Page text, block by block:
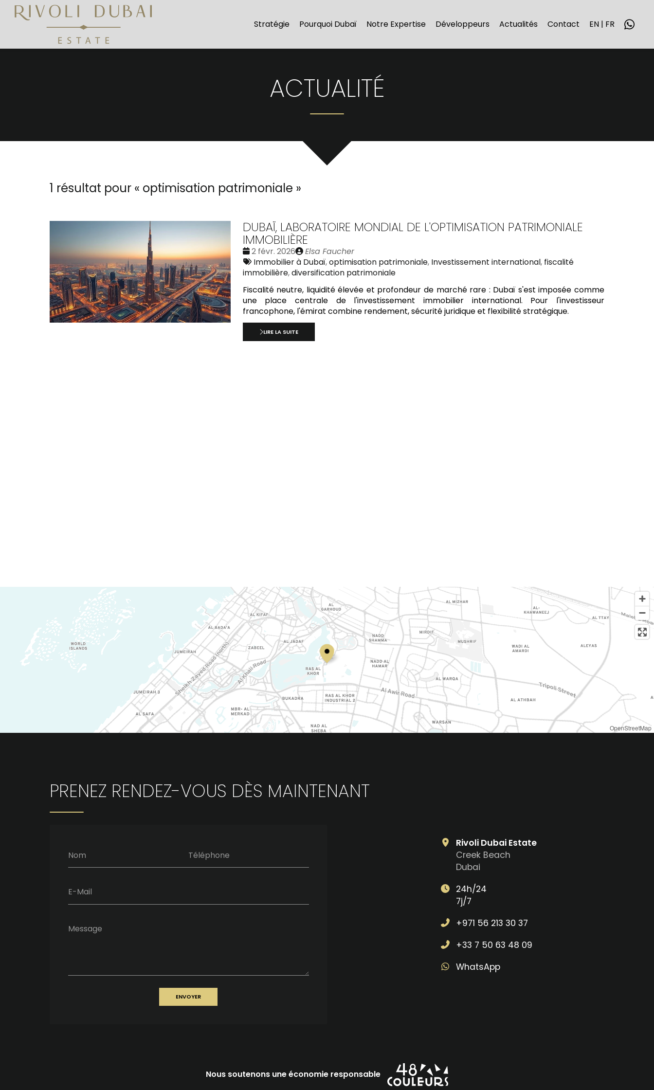
Stratégie Pourquoi Dubaï Notre Expertise Développeurs Actualités Contact EN | FR
ACTUALITÉ
1 résultat pour « optimisation patrimoniale »
DUBAÏ, LABORATOIRE MONDIAL DE L'OPTIMISATION PATRIMONIALE
IMMOBILIÈRE
Date
:
2 févr. 2026
Publié
par
Elsa Faucher
Tags
:
Immobilier à Dubaï,optimisation patrimoniale, Investissement international, fiscalité
immobilière,diversification patrimoniale
Fiscalité neutre, liquidité élevée et profondeur de marché rare : Dubaï s'est imposée comme
une place centrale de l'investissement immobilier international. Pour l'investisseur
francophone, l'émirat combine rendement, sécurité juridique et flexibilité stratégique.
LIRE LA SUITE
OpenStreetMap
PRENEZ RENDEZ-VOUS DÈS MAINTENANT
Nom Téléphone
E-Mail
Message
ENVOYER
Rivoli Dubai Estate
Creek Beach
Dubai
24h/24
7j/7
+971 56 213 30 37
+33 7 50 63 48 09
WhatsApp
Nous soutenons une économie responsable